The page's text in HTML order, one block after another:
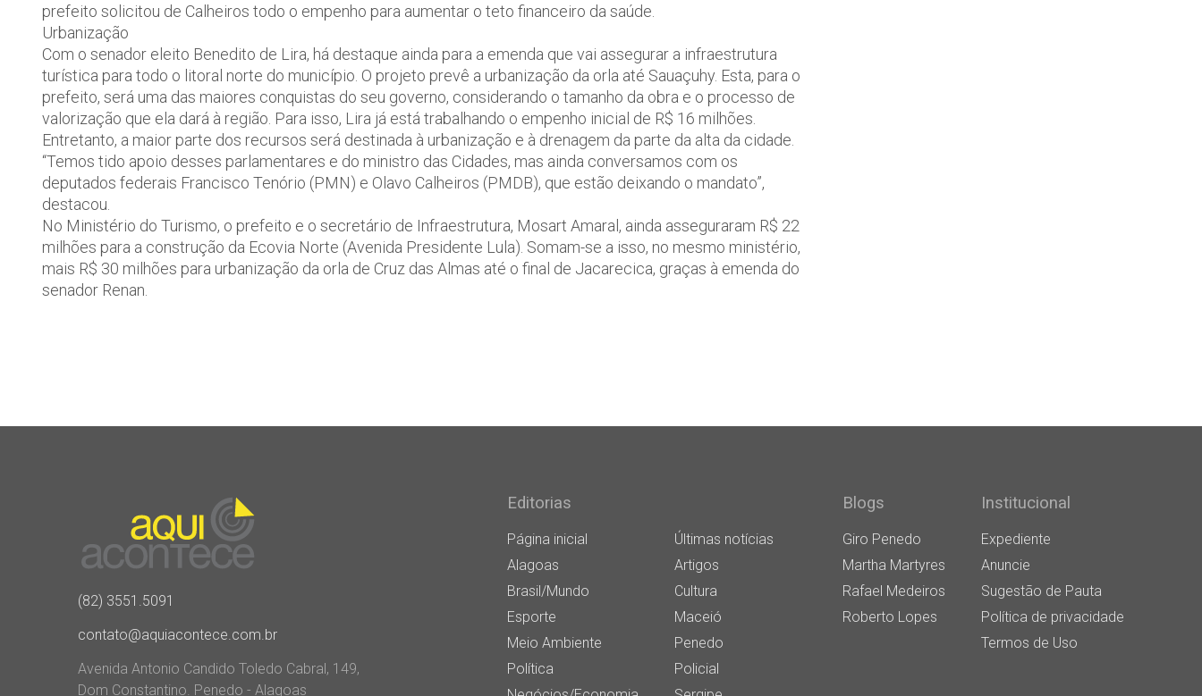
prefeito solicitou de Calheiros todo o empenho para aumentar o teto financeiro da saúde.
Urbanização
Com o senador eleito Benedito de Lira, há destaque ainda para a emenda que vai assegurar a infraestrutura
turística para todo o litoral norte do município. O projeto prevê a urbanização da orla até Sauaçuhy. Esta, para o
prefeito, será uma das maiores conquistas do seu governo, considerando o tamanho da obra e o processo de
valorização que ela dará à região. Para isso, Lira já está trabalhando o empenho inicial de R$ 16 milhões.
Entretanto, a maior parte dos recursos será destinada à urbanização e à drenagem da parte da alta da cidade.
“Temos tido apoio desses parlamentares e do ministro das Cidades, mas ainda conversamos com os
deputados federais Francisco Tenório (PMN) e Olavo Calheiros (PMDB), que estão deixando o mandato”,
destacou.
No Ministério do Turismo, o prefeito e o secretário de Infraestrutura, Mosart Amaral, ainda asseguraram R$ 22
milhões para a construção da Ecovia Norte (Avenida Presidente Lula). Somam-se a isso, no mesmo ministério,
mais R$ 30 milhões para urbanização da orla de Cruz das Almas até o final de Jacarecica, graças à emenda do
senador Renan.
(82) 3551.5091
contato@aquiacontece.com.br
Avenida Antonio Candido Toledo Cabral, 149,
Dom Constantino. Penedo - Alagoas
Editorias
Página inicial
Últimas notícias
Alagoas
Artigos
Brasil/Mundo
Cultura
Esporte
Maceió
Meio Ambiente
Penedo
Política
Policial
Blogs
Giro Penedo
Martha Martyres
Rafael Medeiros
Roberto Lopes
Institucional
Expediente
Anuncie
Sugestão de Pauta
Política de privacidade
Termos de Uso